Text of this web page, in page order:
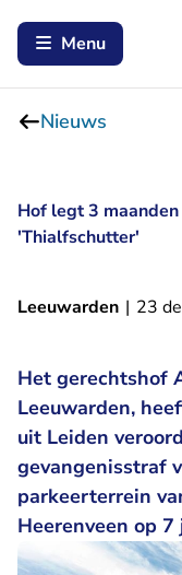
Menu
Nieuws
Hof legt 3
'Thialfschutter'
Leeuwarden | 23
Het gerechtshof
Leeuwarden,
uit Leiden
gevangenisstraf
parkeerterrein
Heerenveen op